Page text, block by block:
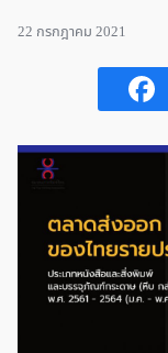
22 กรกฎาคม 2021